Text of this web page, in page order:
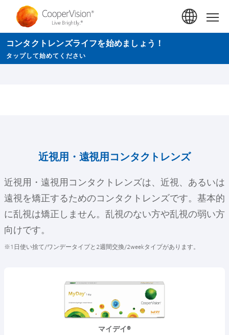
ン
コ
ン
コンタクトレンズライフを始めましょう！
タップして始めてください
近視用・遠視用コンタクトレンズ
近視用・遠視用コンタクトレンズは、近視、あるいは
遠視を矯正するためのコンタクトレンズです。基本的
に乱視は矯正しません。乱視のない方や乱視の弱い方
向けです。
※1日使い捨て/ワンデータイプと2週間交換/2weekタイプがあります。
マイデイ®